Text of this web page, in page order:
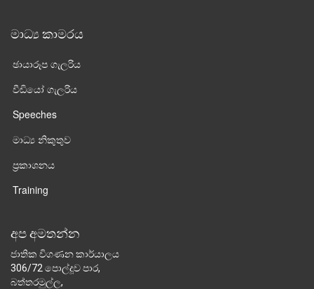
මාධ්‍ය කාමරය
ඡායාරූප ගැලරිය
වීඩියෝ ගැලරිය
Speeches
මාධ්‍ය නිකුතුව
ප්‍රකාශනය
Training
අප අමතන්න
ජාතික විගණන කාර්යාලය
306/72 පොල්දූව පාර,
බත්තරමුල්ල,